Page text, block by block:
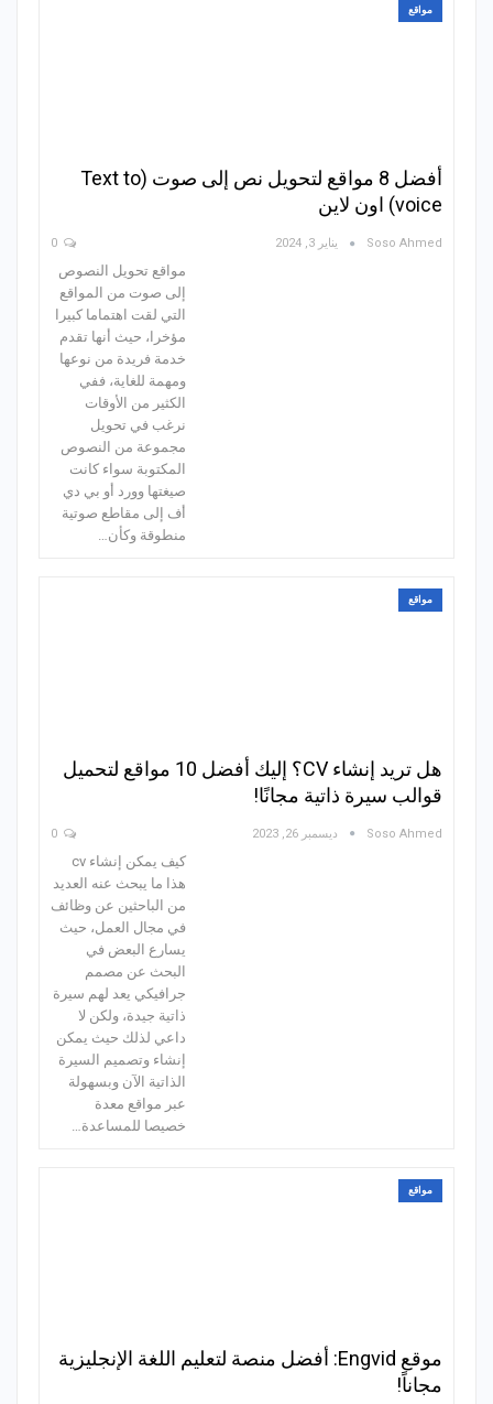
مواقع
أفضل 8 مواقع لتحويل نص إلى صوت (Text to
voice) اون لاين
Soso Ahmed يناير 3, 2024
مواقع تحويل النصوص
إلى صوت من المواقع
التي لقت اهتماما كبيرا
مؤخرا، حيث أنها تقدم
خدمة فريدة من نوعها
ومهمة للغاية، ففي
الكثير من الأوقات
نرغب في تحويل
مجموعة من النصوص
المكتوبة سواء كانت
صيغتها وورد أو بي دي
أف إلى مقاطع صوتية
منطوقة وكأن…
مواقع
هل تريد إنشاء CV؟ إليك أفضل 10 مواقع لتحميل
قوالب سيرة ذاتية مجانًا!
Soso Ahmed ديسمبر 26, 2023
كيف يمكن إنشاء cv
هذا ما يبحث عنه العديد
من الباحثين عن وظائف
في مجال العمل، حيث
يسارع البعض في
البحث عن مصمم
جرافيكي يعد لهم سيرة
ذاتية جيدة، ولكن لا
داعي لذلك حيث يمكن
إنشاء وتصميم السيرة
الذاتية الآن وبسهولة
عبر مواقع معدة
خصيصا للمساعدة…
مواقع
موقع Engvid: أفضل منصة لتعليم اللغة الإنجليزية
مجاناً!